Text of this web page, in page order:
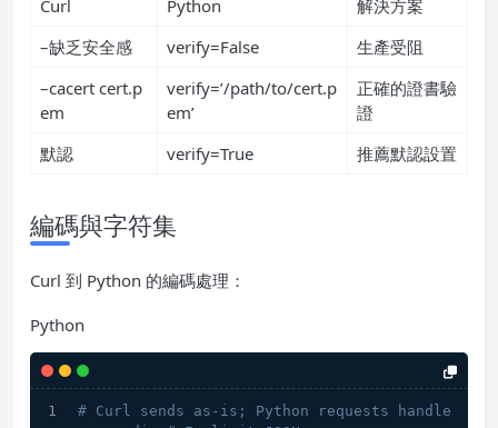
Curl Python
解決方案
–缺乏安全感
verify=False
生產受阻
–cacert cert.p
em
verify=’/path/to/cert.p
em’
正確的證書驗
證
默認
verify=True 推薦默認設置
編碼與字符集
Curl 到 Python 的編碼處理：
Python
# Curl sends as-is; Python requests handle